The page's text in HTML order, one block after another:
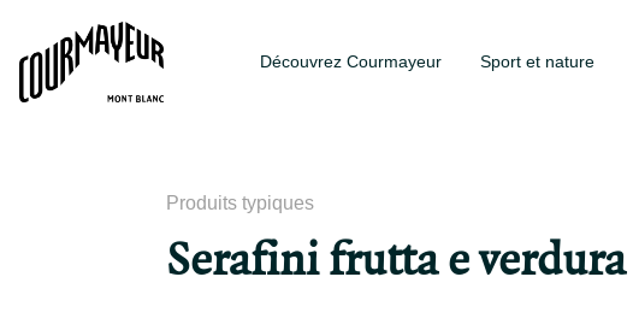
Découvrez Courmayeur Sport et nature
Produits typiques
Serafini frutta e verdura